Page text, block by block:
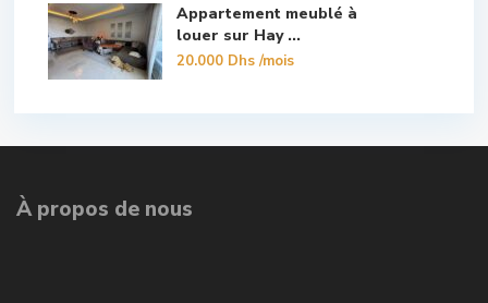
Appartement meublé à
louer sur Hay ...
20.000 Dhs/mois
À propos de nous